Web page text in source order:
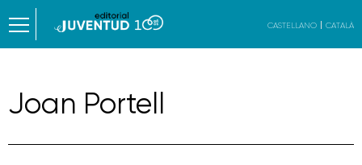
CASTELLANO CATALÀ
Joan Portell